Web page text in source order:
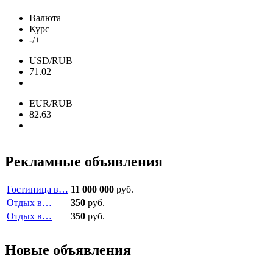
Валюта
Курс
-/+
USD/RUB
71.02
EUR/RUB
82.63
Рекламные объявления
Гостиница в… 11 000 000 руб.
Отдых в…
350 руб.
Отдых в…
350 руб.
Новые объявления